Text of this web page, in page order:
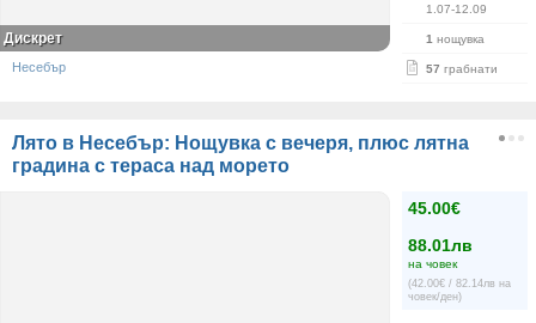
1.07-12.09
1 нощувка
57 грабнати
Дискрет
Несебър
Лято в Несебър: Нощувка с вечеря, плюс лятна
градина с тераса над морето
45.00€
88.01лв
на човек
(42.00€ / 82.14лв на
човек/ден)